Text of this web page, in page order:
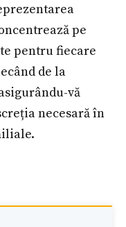
pe
pentru fiecare
de la
vă
necesară în